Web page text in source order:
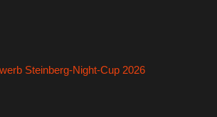
Steinberg-Night-Cup 2026